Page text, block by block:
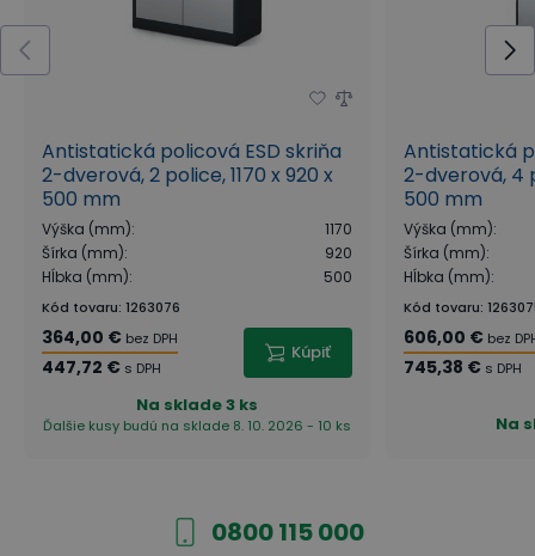
Antistatická policová ESD skriňa
2-dverová, 2 police, 1170 x 920 x
500 mm
Výška (mm):
1170
Šírka (mm):
920
Hĺbka (mm): 500
Kód tovaru: 1263076
364,00 € bez DPH
447,72 € s DPH
Kúpiť
Na sklade3 ks
Ďalšie kusy budú na sklade 8. 10. 2026 - 10 ks
Antistatická
2-dverová, 4
500 mm
Výška (mm):
Šírka (mm):
Hĺbka (mm):
Kód tovaru:
606,00 € bez
745,38 € s DPH
Na
0800 115 000